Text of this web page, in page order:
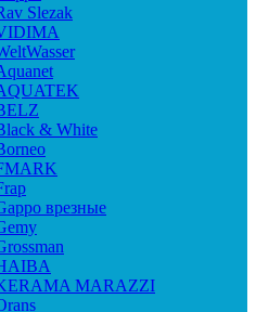
Slezak
& White
врезные
MARAZZI